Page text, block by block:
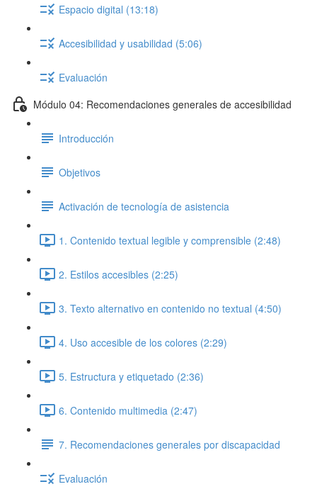
Espacio digital (13:18)
Accesibilidad y usabilidad (5:06)
Evaluación
Módulo 04: Recomendaciones generales de accesibilidad
Introducción
Objetivos
Activación de tecnología de asistencia
1. Contenido textual legible y comprensible (2:48)
2. Estilos accesibles (2:25)
3. Texto alternativo en contenido no textual (4:50)
4. Uso accesible de los colores (2:29)
5. Estructura y etiquetado (2:36)
6. Contenido multimedia (2:47)
7. Recomendaciones generales por discapacidad
Evaluación